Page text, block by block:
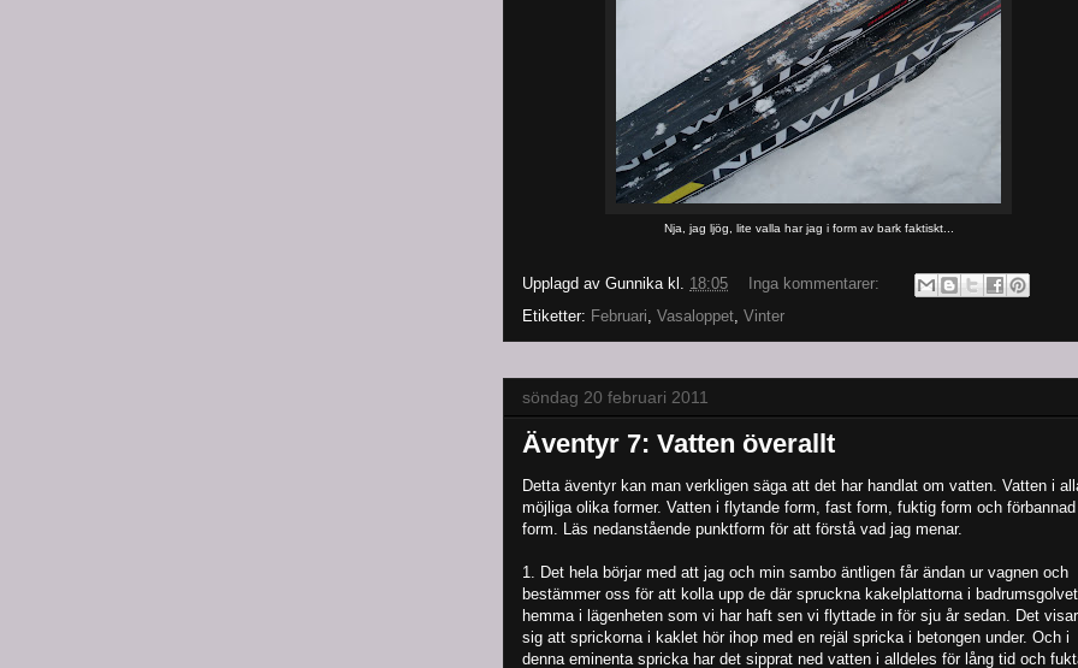
Nja, jag ljög, lite valla har jag i form av bark faktiskt...
Upplagd av Gunnika kl. 18:05
Inga kommentarer:
Etiketter: Februari Vasaloppet Vinter
söndag 20 februari 2011
Äventyr 7: Vatten överallt
Detta äventyr kan man verkligen säga att det har handlat om vatten. Vatten i
möjliga olika former. Vatten i flytande form, fast form, fuktig form och förbannad
form. Läs nedanstående punktform för att förstå vad jag menar.
1. Det hela börjar med att jag och min sambo äntligen får ändan ur vagnen och
bestämmer oss för att kolla upp de där spruckna kakelplattorna i badrumsgolvet
hemma i lägenheten som vi har haft sen vi flyttade in för sju år sedan. Det visar
sig att sprickorna i kaklet hör ihop med en rejäl spricka i betongen under. Och i
denna eminenta spricka har det sipprat ned vatten i alldeles för lång tid och